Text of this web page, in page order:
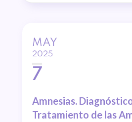
MAY
2025
7
Amnesias.
Tratamiento de las